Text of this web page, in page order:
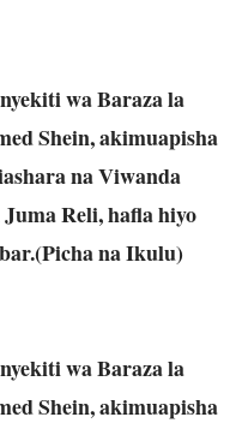
wa Baraza la
Shein, akimuapisha
na Viwanda
Reli, hafla hiyo
na Ikulu)
wa Baraza la
Shein, akimuapisha